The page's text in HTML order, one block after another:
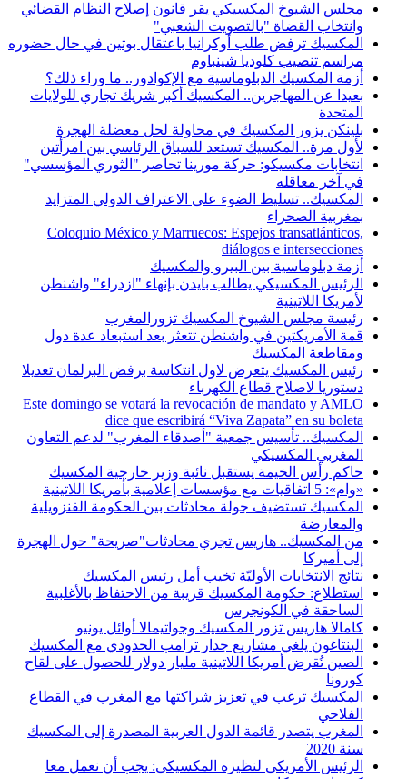
مجلس الشيوخ المكسيكي يقر قانون إصلاح النظام القضائي
وانتخاب القضاة "بالتصويت الشعبي"
المكسيك ترفض طلب أوكرانيا باعتقال بوتين في حال حضوره
مراسم تنصيب كلوديا شينباوم
أزمة المكسيك الدبلوماسية مع الإكوادور.. ما وراء ذلك؟
بعيدا عن المهاجرين.. المكسيك أكبر شريك تجاري للولايات
المتحدة
بلينكن يزور المكسيك في محاولة لحل معضلة الهجرة
لأول مرة.. المكسيك تستعد للسباق الرئاسي بين امرأتين
انتخابات مكسيكو: حركة مورينا تحاصر "الثوري المؤسسي"
في آخر معاقله
المكسيك.. تسليط الضوء على الاعتراف الدولي المتزايد
بمغربية الصحراء
Coloquio México y Marruecos: Espejos transatlánticos,
diálogos e intersecciones
أزمة دبلوماسية بين البيرو والمكسيك
الرئيس المكسيكي يطالب بايدن بإنهاء "ازدراء" واشنطن
لأمريكا اللاتينية
رئيسة مجلس الشيوخ المكسيك تزورالمغرب
قمة الأمريكتين في واشنطن تتعثر بعد استبعاد عدة دول
ومقاطعة المكسيك
رئيس المكسيك يتعرض لاول انتكاسة برفض البرلمان تعديلا
دستوريا لاصلاح قطاع الكهرباء
Este domingo se votará la revocación de mandato y AMLO
dice que escribirá “Viva Zapata” en su boleta
المكسيك.. تأسيس جمعية "أصدقاء المغرب" لدعم التعاون
المغربي المكسيكي
حاكم رأس الخيمة يستقبل نائبة وزير خارجية المكسيك
«وام»: 5 اتفاقيات مع مؤسسات إعلامية بأمريكا اللاتينية
المكسيك تستضيف جولة محادثات بين الحكومة الفنزويلية
والمعارضة
من المكسيك.. هاريس تجري محادثات"صريحة" حول الهجرة
إلى أميركا
نتائج الانتخابات الأوليّة تخيب أمل رئيس المكسيك
استطلاع: حكومة المكسيك قريبة من الاحتفاظ بالأغلبية
الساحقة في الكونجرس
كامالا هاريس تزور المكسيك وجواتيمالا أوائل يونيو
البنتاغون يلغي مشاريع جدار ترامب الحدودي مع المكسيك
الصين تُقرض أمريكا اللاتينية مليار دولار للحصول على لقاح
كورونا
المكسيك ترغب في تعزيز شراكتها مع المغرب في القطاع
الفلاحي
المغرب يتصدر قائمة الدول العربية المصدرة إلى المكسيك
سنة 2020
الرئيس الأمريكى لنظيره المكسيكى: يجب أن نعمل معا